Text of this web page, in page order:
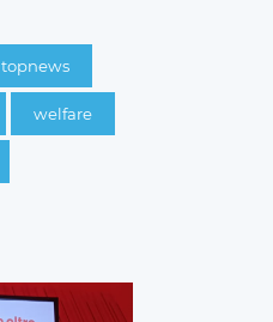
topnews
welfare